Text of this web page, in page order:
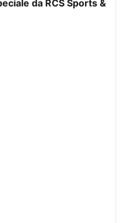
da RCS Sports &